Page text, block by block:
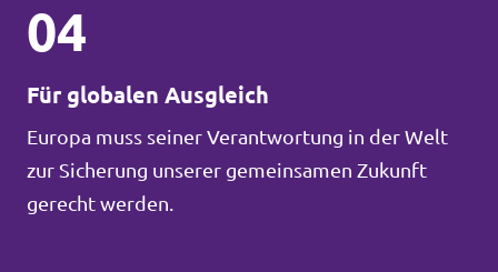
04
Für globalen Ausgleich
Europa muss seiner Verantwortung in der Welt
zur Sicherung unserer gemeinsamen Zukunft
gerecht werden.